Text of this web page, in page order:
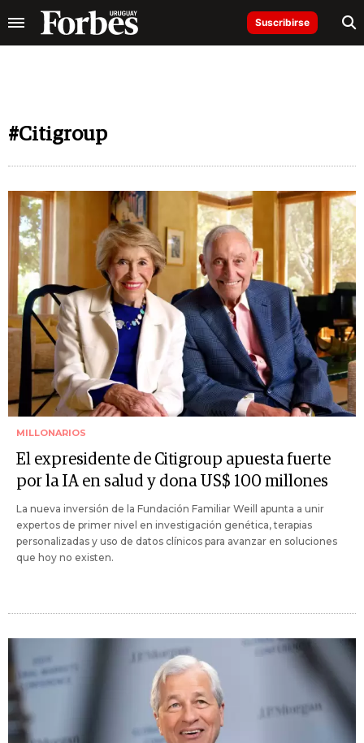
Suscribirse
#Citigroup
MILLONARIOS
El expresidente de Citigroup apuesta fuerte
por la IA en salud y dona US$ 100 millones
La nueva inversión de la Fundación Familiar Weill apunta a unir
expertos de primer nivel en investigación genética, terapias
personalizadas y uso de datos clínicos para avanzar en soluciones
que hoy no existen.